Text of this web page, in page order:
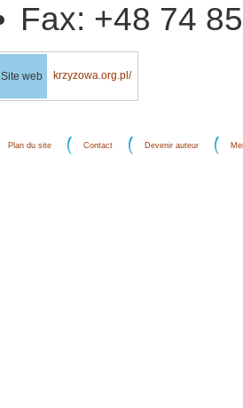
Fax: +48 74
Site web krzyzowa.org.pl/
Plan du site Contact Devenir auteur